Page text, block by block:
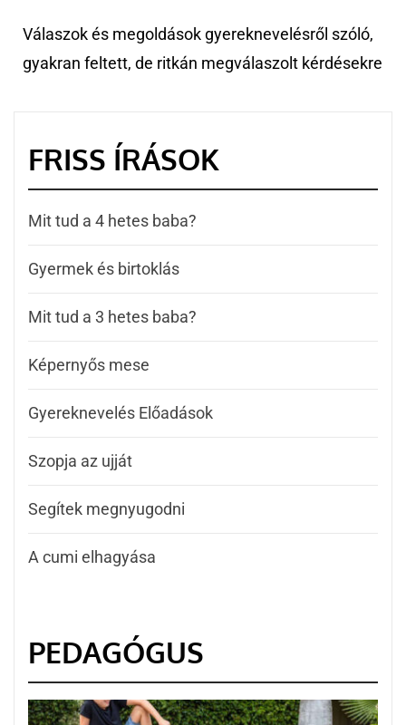
Válaszok és megoldások gyereknevelésről szóló,
gyakran feltett, de ritkán megválaszolt kérdésekre
FRISS ÍRÁSOK
Mit tud a 4 hetes baba?
Gyermek és birtoklás
Mit tud a 3 hetes baba?
Képernyős mese
Gyereknevelés Előadások
Szopja az ujját
Segítek megnyugodni
A cumi elhagyása
PEDAGÓGUS